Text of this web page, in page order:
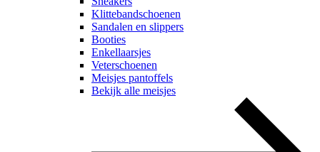
Klittebandschoenen
Sandalen en slippers
Booties
Enkellaarsjes
Veterschoenen
Meisjes pantoffels
Bekijk alle meisjes